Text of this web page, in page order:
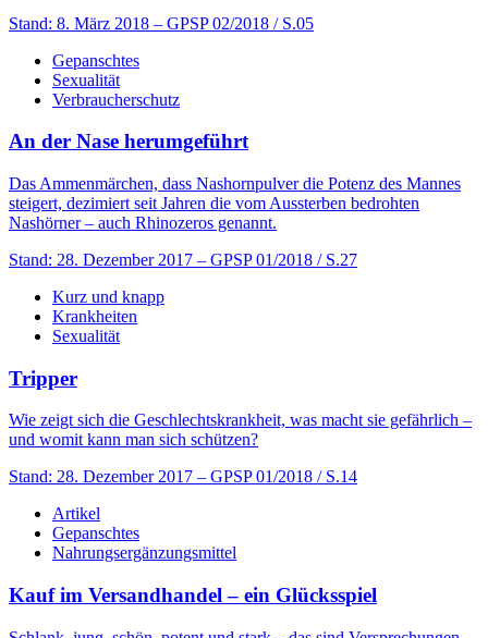
Stand: 8. März 2018 – GPSP 02/2018 / S.05
Gepanschtes
Sexualität
Verbraucherschutz
An der Nase herumgeführt
Das Ammenmärchen, dass Nashornpulver die Potenz des Mannes
steigert, dezimiert seit Jahren die vom Aussterben bedrohten
Nashörner – auch Rhinozeros genannt.
Stand: 28. Dezember 2017 – GPSP 01/2018 / S.27
Kurz und knapp
Krankheiten
Sexualität
Tripper
Wie zeigt sich die Geschlechtskrankheit, was macht sie gefährlich –
und womit kann man sich schützen?
Stand: 28. Dezember 2017 – GPSP 01/2018 / S.14
Artikel
Gepanschtes
Nahrungsergänzungsmittel
Kauf im Versandhandel – ein Glücksspiel